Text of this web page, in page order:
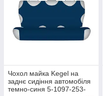
Чохол майка Kegel на
заднє сидіння автомобіля
темно-синя 5-1097-253-